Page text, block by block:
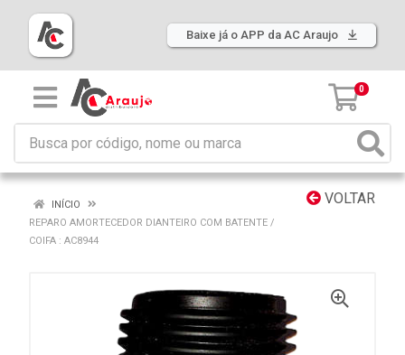
Baixe já o APP da AC Araujo
0
VOLTAR
INÍCIO
REPARO AMORTECEDOR DIANTEIRO COM BATENTE /
COIFA : AC8944